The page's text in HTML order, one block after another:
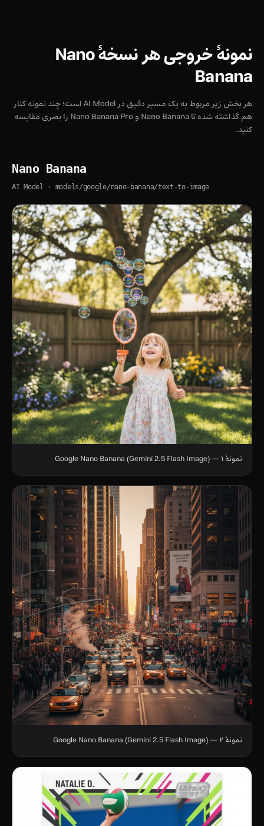
نمونهٔ خروجی هر نسخهٔ Nano
Banana
هر بخش زیر مربوط به یک مسیر دقیق در AI Model است؛ چند نمونه کنار
هم گذاشته شده تا Nano Banana و Nano Banana Pro را بصری مقایسه
کنید.
Nano Banana
AI Model · models/google/nano-banana/text-to-image
نمونهٔ ۱ — Google Nano Banana (Gemini 2.5 Flash Image)
نمونهٔ ۲ — Google Nano Banana (Gemini 2.5 Flash Image)